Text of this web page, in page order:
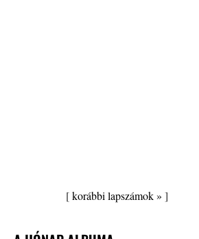
[korábbi lapszámok » ]